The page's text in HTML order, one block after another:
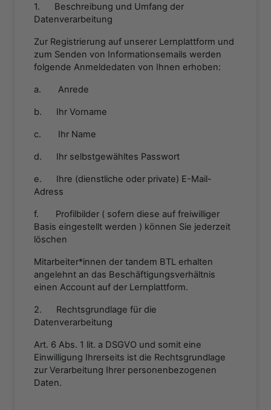
1. Beschreibung und Umfang der
Datenverarbeitung
Zur Registrierung auf unserer Lernplattform und
zum Senden von Informationsemails werden
folgende Anmeldedaten von Ihnen erhoben:
a. Anrede
b. Ihr Vorname
c. Ihr Name
d. Ihr selbstgewähltes Passwort
e. Ihre (dienstliche oder private) E-Mail-
Adress
f. Profilbilder ( sofern diese auf freiwilliger
Basis eingestellt werden ) können Sie jederzeit
löschen
Mitarbeiter*innen der tandem BTL erhalten
angelehnt an das Beschäftigungsverhältnis
einen Account auf der Lernplattform.
2. Rechtsgrundlage für die
Datenverarbeitung
Art. 6 Abs. 1 lit. a DSGVO und somit eine
Einwilligung Ihrerseits ist die Rechtsgrundlage
zur Verarbeitung Ihrer personenbezogenen
Daten.